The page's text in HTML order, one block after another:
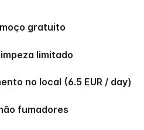
gratuito
limitado
no local (6.5 EUR / day)
fumadores